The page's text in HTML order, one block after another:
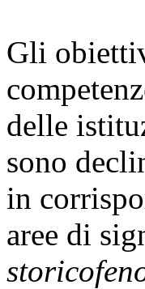
Gli
delle
sono
in
aree di